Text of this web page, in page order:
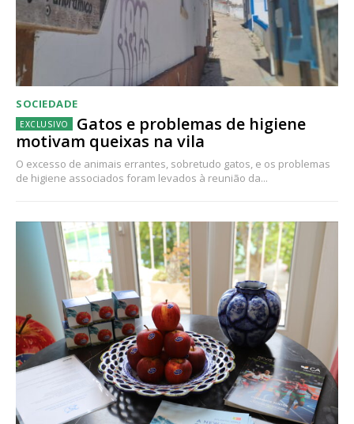
SOCIEDADE
Gatos e problemas de higiene
motivam queixas na vila
O excesso de animais errantes, sobretudo gatos, e os problemas
de higiene associados foram levados à reunião da...